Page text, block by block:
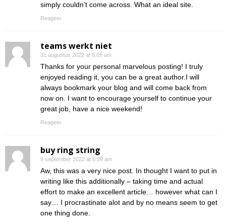
simply couldn’t come across. What an ideal site.
Reageer
teams werkt niet
31 augustus 2022 at 6:09 am
Thanks for your personal marvelous posting! I truly
enjoyed reading it, you can be a great author.I will
always bookmark your blog and will come back from
now on. I want to encourage yourself to continue your
great job, have a nice weekend!
Reageer
buy ring string
9 september 2022 at 5:00 am
Aw, this was a very nice post. In thought I want to put in
writing like this additionally – taking time and actual
effort to make an excellent article… however what can I
say… I procrastinate alot and by no means seem to get
one thing done.